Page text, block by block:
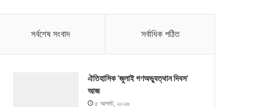
সর্বশেষ সংবাদ সর্বাধিক পঠিত
ঐতিহাসিক ‘জুলাই গণঅভ্যুত্থান দিবস’
আজ
৫ আগস্ট, ২০২৬